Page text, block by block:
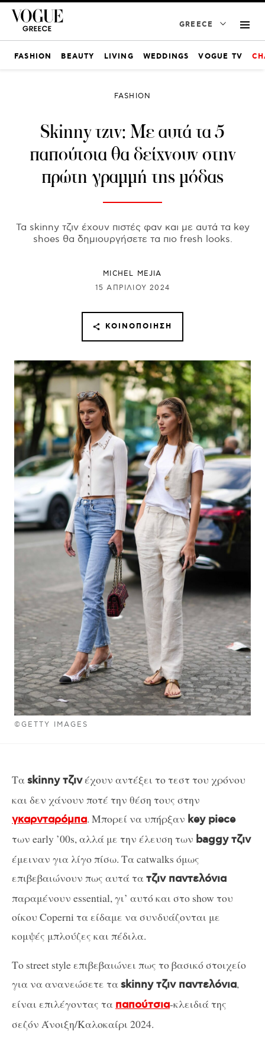
GREECE
FASHION BEAUTY LIVING WEDDINGS VOGUE TV
©GETTY IMAGES
FASHION
Skinny τζιν: Με αυτά τα 5
παπούτσια θα δείχνουν στην
πρώτη γραμμή της μόδας
Τα skinny τζιν έχουν πιστές φαν και με αυτά τα key
shoes θα δημιουργήσετε τα πιο fresh looks.
MICHEL MEJIA
15 ΑΠΡΙΛΊΟΥ 2024
ΚΟΙΝΟΠΟΊΗΣΗ
Ταskinny τζινέχουν αντέξει το τεστ του χρόνου
και δεν χάνουν ποτέ την θέση τους στην
γκαρνταρόμπα. Μπορεί να υπήρξαν key piece
των early ’00s, αλλά με την έλευση των baggy τζιν
έμειναν για λίγο πίσω. Τα catwalks όμως
επιβεβαιώνουν πως αυτά τατζιν παντελόνια
παραμένουν essential, γι’ αυτό και στο show του
οίκου Coperni τα είδαμε να συνδυάζονται με
κομψές μπλούζες και πέδιλα.
Το street style επιβεβαιώνει πως το βασικό στοιχείο
για να ανανεώσετε ταskinny τζιν παντελόνια,
είναι επιλέγοντας τα παπούτσια-κλειδιά της
σεζόν Άνοιξη/Καλοκαίρι 2024.